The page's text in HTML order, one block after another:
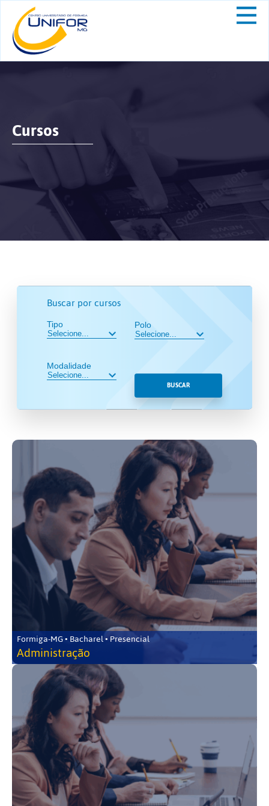
Cursos
Buscar por cursos
Tipo
Modalidade
Polo
BUSCAR
Formiga-MG • Bacharel • Presencial
Administração